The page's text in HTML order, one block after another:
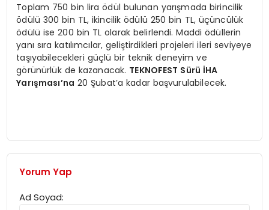
Toplam 750 bin lira ödül bulunan yarışmada birincilik
ödülü 300 bin TL, ikincilik ödülü 250 bin TL, üçüncülük
ödülü ise 200 bin TL olarak belirlendi. Maddi ödüllerin
yanı sıra katılımcılar, geliştirdikleri projeleri ileri seviyeye
taşıyabilecekleri güçlü bir teknik deneyim ve
görünürlük de kazanacak. TEKNOFEST Sürü İHA
Yarışması’na 20 Şubat’a kadar başvurulabilecek.
Yorum Yap
Ad Soyad: